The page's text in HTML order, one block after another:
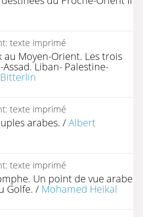
au Moyen-Orient. Les trois
Liban- Palestine-
arabes. /Albert
Un point de vue arabe
Golfe. / Mohamed Heikal